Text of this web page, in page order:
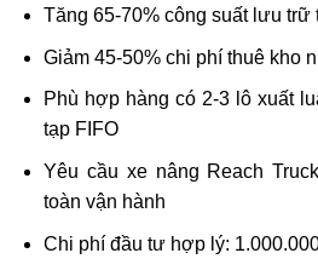
Tăng 65-70% công suất lưu trữ
Giảm 45-50% chi phí thuê kho
Phù hợp hàng có 2-3 lô xuất
tạp FIFO
Yêu cầu xe nâng Reach
toàn vận hành
Chi phí đầu tư hợp lý: